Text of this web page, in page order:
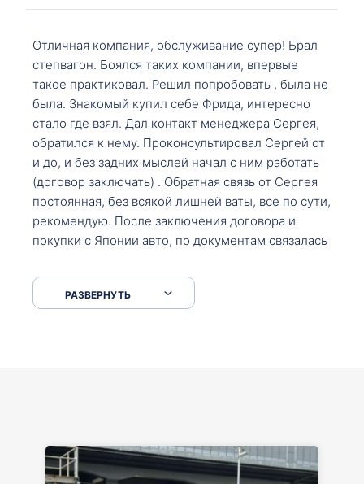
Отличная компания, обслуживание супер! Брал
степвагон. Боялся таких компании, впервые
такое практиковал. Решил попробовать , была не
была. Знакомый купил себе Фрида, интересно
стало где взял. Дал контакт менеджера Сергея,
обратился к нему. Проконсультировал Сергей от
и до, и без задних мыслей начал с ним работать
(договор заключать) . Обратная связь от Сергея
постоянная, без всякой лишней ваты, все по сути,
рекомендую. После заключения договора и
покупки с Японии авто, по документам связалась
что заполнить, куда зайти, образцы и т.д. После
приехал за авто. Меня тепло встретили Сергей с
РАЗВЕРНУТЬ